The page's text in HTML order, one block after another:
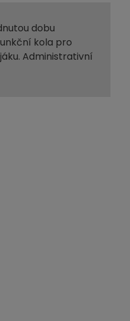
dobu
kola pro
Administrativní